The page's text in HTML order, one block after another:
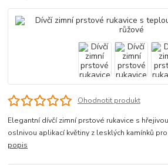
Ohodnotit produkt
Elegantní dívčí zimní prstové rukavice s
oslnivou aplikací květiny z lesklých kamínků
popis